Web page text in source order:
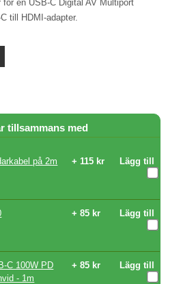
en USB-C Digital AV Multiport
till HDMI-adapter.
tillsammans med
på 2m
+ 115 kr Lägg till
+ 85 kr Lägg till
C 100W PD
- 1m
+ 85 kr Lägg till